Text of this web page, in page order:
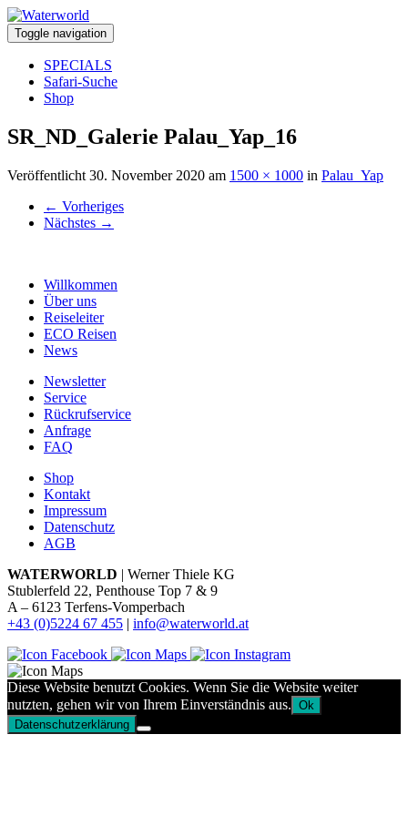
Toggle navigation
SPECIALS
Safari-Suche
Shop
SR_ND_Galerie Palau_Yap_16
Veröffentlicht 30. November 2020 am 1500 × 1000 in Palau_Yap
← Vorheriges
Nächstes →
Willkommen
Über uns
Reiseleiter
ECO Reisen
News
Newsletter
Service
Rückrufservice
Anfrage
FAQ
Shop
Kontakt
Impressum
Datenschutz
AGB
WATERWORLD | Werner Thiele KG
Stublerfeld 22, Penthouse Top 7 & 9
A – 6123 Terfens-Vomperbach
+43 (0)5224 67 455 | info@waterworld.at
Diese Website benutzt Cookies. Wenn Sie die Website weiter
nutzten, gehen wir von Ihrem Einverständnis aus. Ok
Datenschutzerklärung